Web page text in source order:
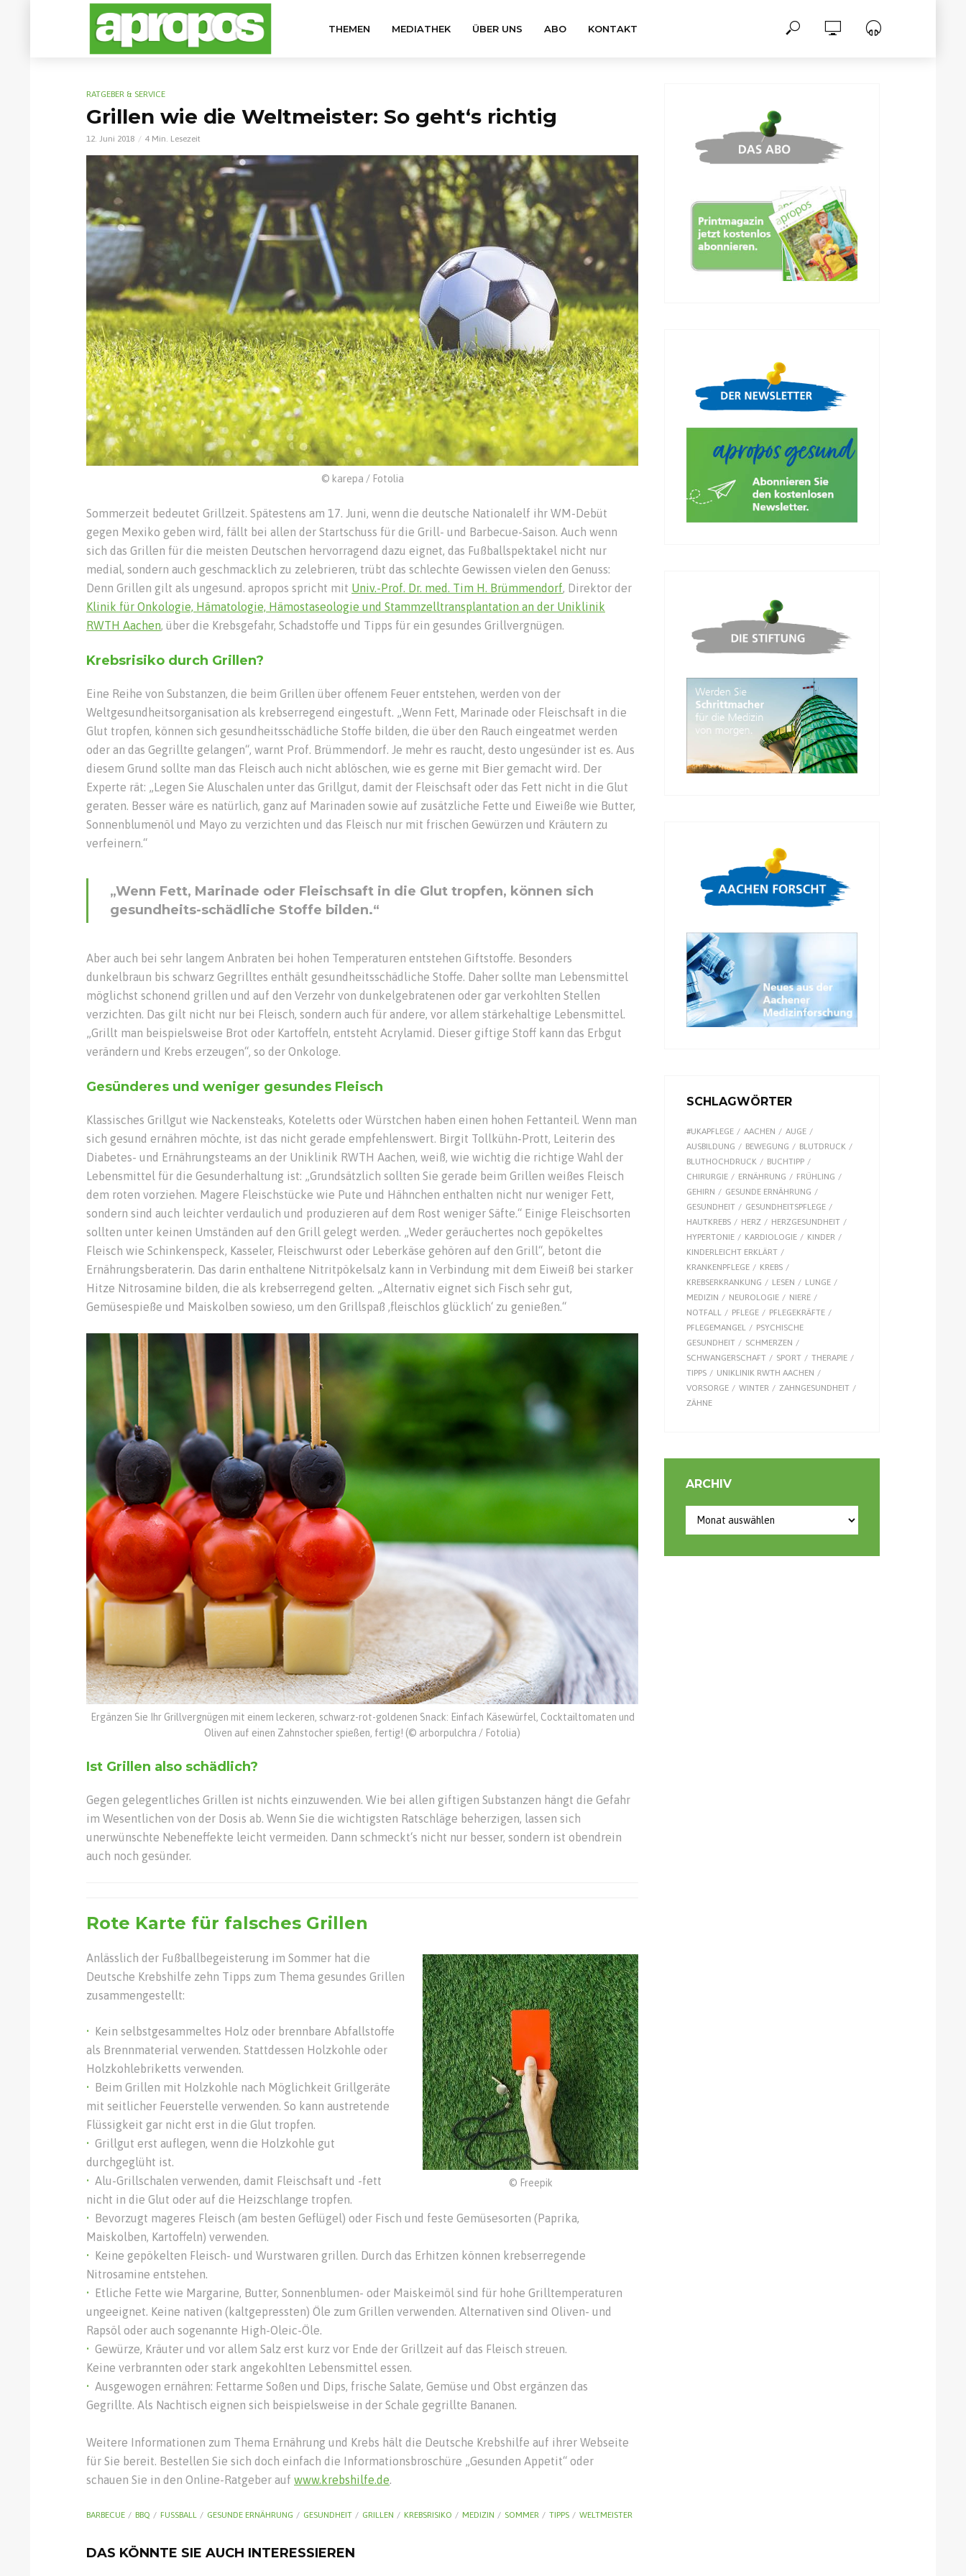
THEMEN MEDIATHEK ÜBER UNS ABO KONTAKT
RATGEBER & SERVICE
Grillen wie die Weltmeister: So geht‘s richtig
12. Juni 2018 4 Min. Lesezeit
© karepa / Fotolia
Sommerzeit bedeutet Grillzeit. Spätestens am 17. Juni, wenn die deutsche Nationalelf ihr WM-Debüt
gegen Mexiko geben wird, fällt bei allen der Startschuss für die Grill- und Barbecue-Saison. Auch wenn
sich das Grillen für die meisten Deutschen hervorragend dazu eignet, das Fußballspektakel nicht nur
medial, sondern auch geschmacklich zu zelebrieren, trübt das schlechte Gewissen vielen den Genuss:
Denn Grillen gilt als ungesund. apropos spricht mit Univ.-Prof. Dr. med. Tim H. Brümmendorf, Direktor der
Klinik für Onkologie, Hämatologie, Hämostaseologie und Stammzelltransplantation an der Uniklinik
RWTH Aachen, über die Krebsgefahr, Schadstoffe und Tipps für ein gesundes Grillvergnügen.
Krebsrisiko durch Grillen?
Eine Reihe von Substanzen, die beim Grillen über offenem Feuer entstehen, werden von der
Weltgesundheitsorganisation als krebserregend eingestuft. „Wenn Fett, Marinade oder Fleischsaft in die
Glut tropfen, können sich gesundheitsschädliche Stoffe bilden, die über den Rauch eingeatmet werden
oder an das Gegrillte gelangen“, warnt Prof. Brümmendorf. Je mehr es raucht, desto ungesünder ist es. Aus
diesem Grund sollte man das Fleisch auch nicht ablöschen, wie es gerne mit Bier gemacht wird. Der
Experte rät: „Legen Sie Aluschalen unter das Grillgut, damit der Fleischsaft oder das Fett nicht in die Glut
geraten. Besser wäre es natürlich, ganz auf Marinaden sowie auf zusätzliche Fette und Eiweiße wie Butter,
Sonnenblumenöl und Mayo zu verzichten und das Fleisch nur mit frischen Gewürzen und Kräutern zu
verfeinern.“
„Wenn Fett, Marinade oder Fleischsaft in die Glut tropfen, können sich
gesundheits-schädliche Stoffe bilden.“
Aber auch bei sehr langem Anbraten bei hohen Temperaturen entstehen Giftstoffe. Besonders
dunkelbraun bis schwarz Gegrilltes enthält gesundheitsschädliche Stoffe. Daher sollte man Lebensmittel
möglichst schonend grillen und auf den Verzehr von dunkelgebratenen oder gar verkohlten Stellen
verzichten. Das gilt nicht nur bei Fleisch, sondern auch für andere, vor allem stärkehaltige Lebensmittel.
„Grillt man beispielsweise Brot oder Kartoffeln, entsteht Acrylamid. Dieser giftige Stoff kann das Erbgut
verändern und Krebs erzeugen“, so der Onkologe.
Gesünderes und weniger gesundes Fleisch
Klassisches Grillgut wie Nackensteaks, Koteletts oder Würstchen haben einen hohen Fettanteil. Wenn man
sich gesund ernähren möchte, ist das nicht gerade empfehlenswert. Birgit Tollkühn-Prott, Leiterin des
Diabetes- und Ernährungsteams an der Uniklinik RWTH Aachen, weiß, wie wichtig die richtige Wahl der
Lebensmittel für die Gesunderhaltung ist: „Grundsätzlich sollten Sie gerade beim Grillen weißes Fleisch
dem roten vorziehen. Magere Fleischstücke wie Pute und Hähnchen enthalten nicht nur weniger Fett,
sondern sind auch leichter verdaulich und produzieren auf dem Rost weniger Säfte.“ Einige Fleischsorten
sollten unter keinen Umständen auf den Grill gelegt werden. „Weder geräuchertes noch gepökeltes
Fleisch wie Schinkenspeck, Kasseler, Fleischwurst oder Leberkäse gehören auf den Grill“, betont die
Ernährungsberaterin. Das darin enthaltene Nitritpökelsalz kann in Verbindung mit dem Eiweiß bei starker
Hitze Nitrosamine bilden, die als krebserregend gelten. „Alternativ eignet sich Fisch sehr gut,
Gemüsespieße und Maiskolben sowieso, um den Grillspaß ,fleischlos glücklich‘ zu genießen.“
Ergänzen Sie Ihr Grillvergnügen mit einem leckeren, schwarz-rot-goldenen Snack: Einfach Käsewürfel, Cocktailtomaten und
Oliven auf einen Zahnstocher spießen, fertig! (© arborpulchra / Fotolia)
Ist Grillen also schädlich?
Gegen gelegentliches Grillen ist nichts einzuwenden. Wie bei allen giftigen Substanzen hängt die Gefahr
im Wesentlichen von der Dosis ab. Wenn Sie die wichtigsten Ratschläge beherzigen, lassen sich
unerwünschte Nebeneffekte leicht vermeiden. Dann schmeckt‘s nicht nur besser, sondern ist obendrein
auch noch gesünder.
Rote Karte für falsches Grillen
© Freepik
Anlässlich der Fußballbegeisterung im Sommer hat die
Deutsche Krebshilfe zehn Tipps zum Thema gesundes Grillen
zusammengestellt:
Kein selbstgesammeltes Holz oder brennbare Abfallstoffe
als Brennmaterial verwenden. Stattdessen Holzkohle oder
Holzkohlebriketts verwenden.
Beim Grillen mit Holzkohle nach Möglichkeit Grillgeräte
mit seitlicher Feuerstelle verwenden. So kann austretende
Flüssigkeit gar nicht erst in die Glut tropfen.
Grillgut erst auflegen, wenn die Holzkohle gut
durchgeglüht ist.
Alu-Grillschalen verwenden, damit Fleischsaft und -fett
nicht in die Glut oder auf die Heizschlange tropfen.
Bevorzugt mageres Fleisch (am besten Geflügel) oder Fisch und feste Gemüsesorten (Paprika,
Maiskolben, Kartoffeln) verwenden.
Keine gepökelten Fleisch- und Wurstwaren grillen. Durch das Erhitzen können krebserregende
Nitrosamine entstehen.
Etliche Fette wie Margarine, Butter, Sonnenblumen- oder Maiskeimöl sind für hohe Grilltemperaturen
ungeeignet. Keine nativen (kaltgepressten) Öle zum Grillen verwenden. Alternativen sind Oliven- und
Rapsöl oder auch sogenannte High-Oleic-Öle.
Gewürze, Kräuter und vor allem Salz erst kurz vor Ende der Grillzeit auf das Fleisch streuen.
Keine verbrannten oder stark angekohlten Lebensmittel essen.
Ausgewogen ernähren: Fettarme Soßen und Dips, frische Salate, Gemüse und Obst ergänzen das
Gegrillte. Als Nachtisch eignen sich beispielsweise in der Schale gegrillte Bananen.
Weitere Informationen zum Thema Ernährung und Krebs hält die Deutsche Krebshilfe auf ihrer Webseite
für Sie bereit. Bestellen Sie sich doch einfach die Informationsbroschüre „Gesunden Appetit“ oder
schauen Sie in den Online-Ratgeber auf www.krebshilfe.de
BARBECUE BBQ FUSSBALL GESUNDE ERNÄHRUNG GESUNDHEIT GRILLEN KREBSRISIKO MEDIZIN SOMMER TIPPS WELTMEISTER
DAS KÖNNTE SIE AUCH INTERESSIEREN
SCHLAGWÖRTER
#UKAPFLEGE AACHEN
AUGE
AUSBILDUNG
BEWEGUNG
BLUTDRUCK
BLUTHOCHDRUCK
BUCHTIPP
CHIRURGIE
ERNÄHRUNG
FRÜHLING
GEHIRN
GESUNDE ERNÄHRUNG
GESUNDHEIT
GESUNDHEITSPFLEGE
HAUTKREBS
HERZ
HERZGESUNDHEIT
HYPERTONIE
KARDIOLOGIE
KINDER
KINDERLEICHT ERKLÄRT
KRANKENPFLEGE
KREBS
KREBSERKRANKUNG
LESEN
LUNGE
MEDIZIN
NEUROLOGIE
NIERE
NOTFALL
PFLEGE
PFLEGEKRÄFTE
PFLEGEMANGEL
PSYCHISCHE
GESUNDHEIT
SCHMERZEN
SCHWANGERSCHAFT
SPORT
THERAPIE
TIPPS
UNIKLINIK RWTH AACHEN
VORSORGE
WINTER
ZAHNGESUNDHEIT
ZÄHNE
ARCHIV